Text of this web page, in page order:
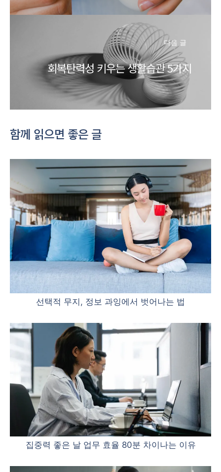
다음 글
회복탄력성 키우는 생활습관 5가지
함께 읽으면 좋은 글
선택적 무지, 정보 과잉에서 벗어나는 법
집중력 좋은 날 업무 효율 80분 차이나는 이유